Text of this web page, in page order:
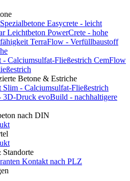
Easycrete - leicht
Leichtbeton PowerCrete - hohe
TerraFlow - Verfüllbaustoff
- Calciumsulfat-Fließestrich CemFlow
Betone & Estriche
Slim - Calciumsulfat-Fließestrich
3D-Druck evoBuild - nachhaltigere
nach DIN
Kontakt nach PLZ